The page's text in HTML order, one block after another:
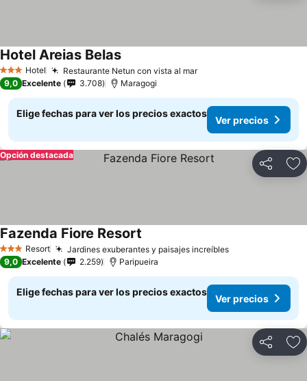
3 Estrellas
Hotel Restaurante Netun con vista al marVer precios
Hotel Areias BelasVer precios
9,0 Excelente 3.708 Maragogi
Elige fechas para ver los precios exactos
Ver precios
Compartir
Opción destacada
3 EstrellasResort Jardines exuberantes y paisajes increíblesVer precios
Fazenda Fiore Resort
9,0 Excelente 2.259 Paripueira
Elige fechas para ver los precios exactos
Ver precios
Compartir